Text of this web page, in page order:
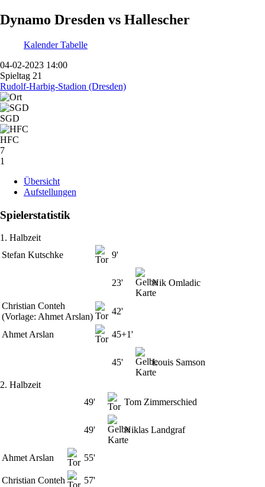
Dynamo Dresden vs Hallescher
KalenderTabelle
04-02-2023 14:00
Spieltag 21
Rudolf-Harbig-Stadion (Dresden)
SGD
HFC
7
1
Übersicht
Aufstellungen
Spielerstatistik
1. Halbzeit
Stefan Kutschke
9'
23' Nik Omladic
Christian Conteh
(Vorlage: Ahmet Arslan)
42'
Ahmet Arslan 45+1'
45' Louis Samson
2. Halbzeit
49'
Tom Zimmerschied
49' Niklas Landgraf
Ahmet Arslan 55'
Christian Conteh 57'